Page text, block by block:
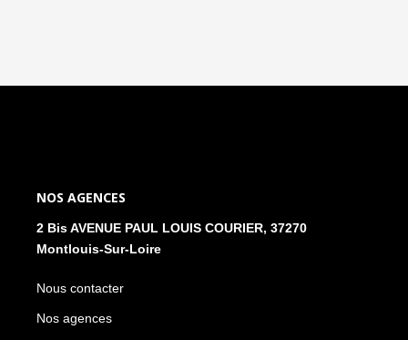
NOS AGENCES
2 Bis AVENUE PAUL LOUIS COURIER, 37270
Montlouis-Sur-Loire
Nous contacter
Nos agences